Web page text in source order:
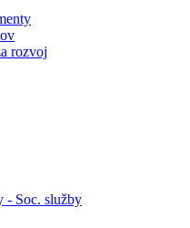
rozvoj
- Soc. služby